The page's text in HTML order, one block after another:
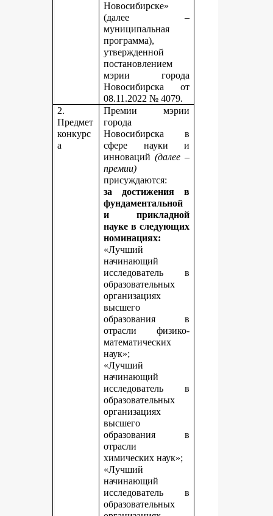
Новосибирске»
(далее –
муниципальная
программа),
утвержденной
постановлением
мэрии города
Новосибирска от
08.11.2022 № 4079.
2.
Предмет
конкурс
а
Премии мэрии
города
Новосибирска в
сфере науки и
инноваций(далее –
премии)
присуждаются:
за достижения в
фундаментальной
и прикладной
наукев следующих
номинациях:
«Лучший
начинающий
исследователь в
образовательных
организациях
высшего
образования в
отрасли физико-
математических
наук»;
«Лучший
начинающий
исследователь в
образовательных
организациях
высшего
образования в
отрасли
химических наук»;
«Лучший
начинающий
исследователь в
образовательных